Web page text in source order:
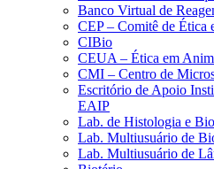
Banco Virtual de
CEP – Comitê de Ética
CIBio
CEUA – Ética em
CMI – Centro de
Escritório de Apoio
EAIP
Lab. de Histologia e
Lab. Multiusuário de
Lab. Multiusuário de